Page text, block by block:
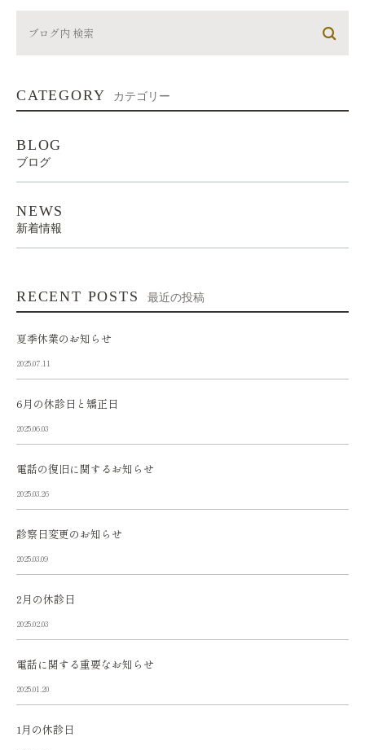
CATEGORY カテゴリー
BLOG
ブログ
NEWS
新着情報
RECENT POSTS 最近の投稿
夏季休業のお知らせ
2025.07.11
6月の休診日と矯正日
2025.06.03
電話の復旧に関するお知らせ
2025.03.26
診察日変更のお知らせ
2025.03.09
2月の休診日
2025.02.03
電話に関する重要なお知らせ
2025.01.20
1月の休診日